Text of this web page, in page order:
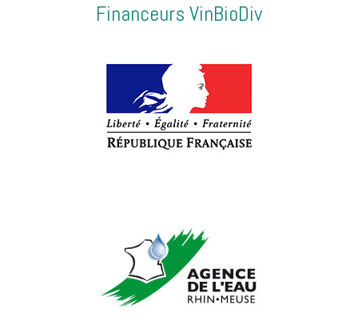
Financeurs VinBioDiv